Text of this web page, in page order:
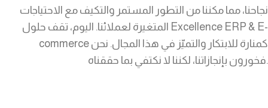
نجاحنا، مما مكننا من التطور المستمر والتكيف مع الاحتياجات
المتغيرة لعملائنا. اليوم، تقف حلول Excellence ERP & E-
commerce كمنارة للابتكار والتميّز في هذا المجال. نحن
فخورون بإنجازاتنا، لكننا لا نكتفي بما حققناه.